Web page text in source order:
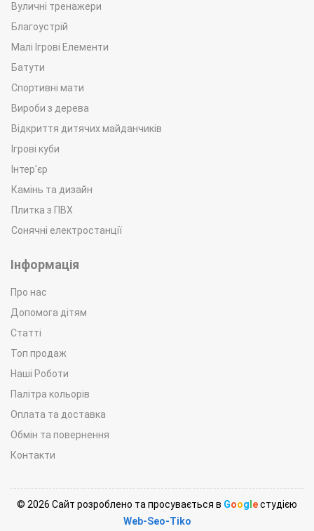
Вуличні тренажери
Благоустрій
Малі Ігрові Елементи
Батути
Спортивні мати
Вироби з дерева
Відкриття дитячих майданчиків
Ігрові куби
Інтер'єр
Камінь та дизайн
Плитка з ПВХ
Сонячні електростанції
Інформація
Про нас
Допомога дітям
Статті
Топ продаж
Наші Роботи
Палітра кольорів
Оплата та доставка
Обмін та повернення
Контакти
© 2026 Сайт розроблено та просувається в Goog eстудією
Web-Seo-Tiko